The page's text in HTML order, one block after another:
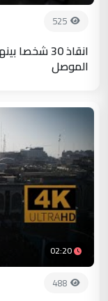
525
انقاذ 30
الموصل
02:20
488